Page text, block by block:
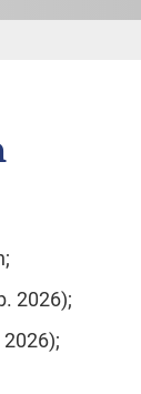
2026);